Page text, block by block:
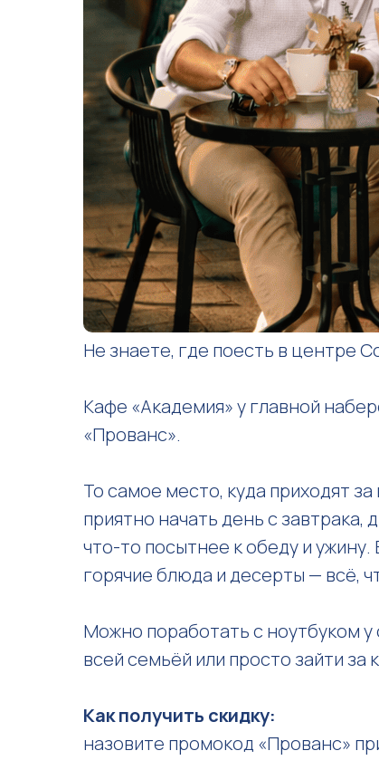
Не знаете, где поесть в центре
Кафе «Академия» у главной
«Прованс».
То самое место, куда приходят
приятно начать день с
что-то посытнее к обеду и
горячие блюда и десерты — всё,
Можно поработать с ноутбуком у
всей семьёй или просто зайти
Как получить скидку:
назовите промокод «Прованс»